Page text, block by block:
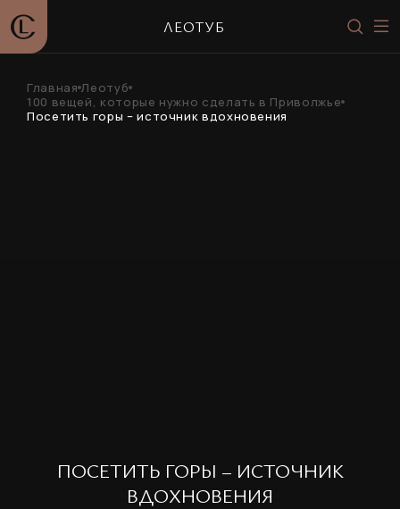
ЛЕОТУБ
Главная Леотуб
100 вещей, которые нужно сделать в Приволжье
Посетить горы – источник вдохновения
ПОСЕТИТЬ ГОРЫ – ИСТОЧНИК
ВДОХНОВЕНИЯ